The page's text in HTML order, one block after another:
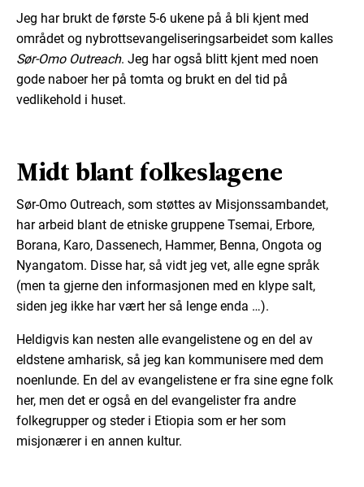
Jeg har brukt de første 5-6 ukene på å bli kjent med
området og nybrottsevangeliseringsarbeidet som kalles
Sør-Omo Outreach. Jeg har også blitt kjent med noen
gode naboer her på tomta og brukt en del tid på
vedlikehold i huset.
Midt blant folkeslagene
Sør-Omo Outreach, som støttes av Misjonssambandet,
har arbeid blant de etniske gruppene Tsemai, Erbore,
Borana, Karo, Dassenech, Hammer, Benna, Ongota og
Nyangatom. Disse har, så vidt jeg vet, alle egne språk
(men ta gjerne den informasjonen med en klype salt,
siden jeg ikke har vært her så lenge enda …).
Heldigvis kan nesten alle evangelistene og en del av
eldstene amharisk, så jeg kan kommunisere med dem
noenlunde. En del av evangelistene er fra sine egne folk
her, men det er også en del evangelister fra andre
folkegrupper og steder i Etiopia som er her som
misjonærer i en annen kultur.